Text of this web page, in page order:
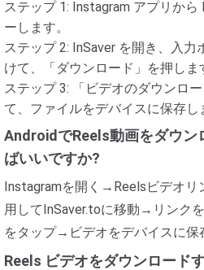
ステップ 1: Instagram アプリか
ーします。
ステップ 2: InSaver を開き、入
けて、「ダウンロード」を押しま
ステップ 3: 「ビデオのダウンロ
て、ファイルをデバイスに保存し
AndroidでReels動画をダウン
ばいいですか?
Instagramを開く→Reelsビデオ
用してInSaver.toに移動→リンク
をタップ→ビデオをデバイスに保
Reels ビデオをダウンロード